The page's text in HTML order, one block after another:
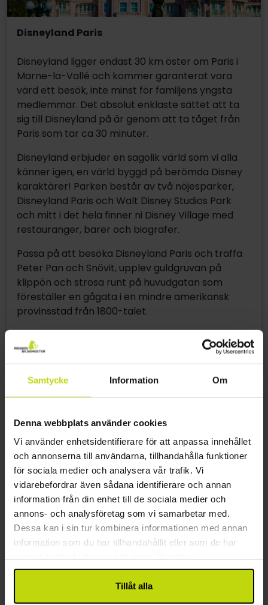
Samtycke Information Om
Denna webbplats använder cookies
Vi använder enhetsidentifierare för att anpassa innehållet
och annonserna till användarna, tillhandahålla funktioner
för sociala medier och analysera vår trafik. Vi
vidarebefordrar även sådana identifierare och annan
information från din enhet till de sociala medier och
annons- och analysföretag som vi samarbetar med.
Dessa kan i sin tur kombinera informationen med annan
information som du har tillhandahållit eller som de har
Tillåt alla
Disneyland Paris
Disneyland ligger endast 30 km öster om Paris i
Marne-la-Vallé och kommer garanterat vara
värd ett besök, inte minst för familjens yngsta
medlemmar. Det absolut enklaste sättet att ta
sig till Disneyland på är genom att ta tåget från
Paris som tar ca 30 minuter.
Disneyland erbjuder en sagolik värld som vi alla
känner igen, en värld byggd på berömda Disney
karaktärer! Parken består av två nöjesparker,
Disneyland Paris och Walt Disney Studios Park
och mitt i det hela finner ni Disney Village med
restauranger, barer och biografer.
Passa på att besöka Disneyland Paris och träffa
Peter Pan och Snövit, upplev guldgruvan på
klippön och strosa runt på huvudgatan som
föreställer en gågata i en mindre amerikansk
provinsstad från 1800-talet.
Här finns verkligen upplevelser för alla, för stora
som små, alla familjens medlemmar!
Parc Festyland
väster om staden, ligger Parc Festyland, och som
namnet indikerar är det tal om en nöjespark